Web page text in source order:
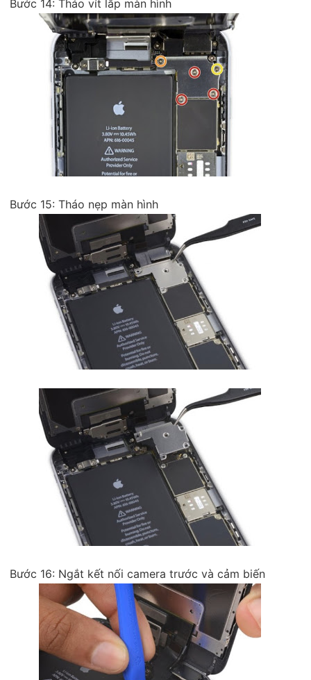
Bước 14: Tháo vít lắp màn hình
Bước 15: Tháo nẹp màn hình
Bước 16: Ngắt kết nối camera trước và cảm biến